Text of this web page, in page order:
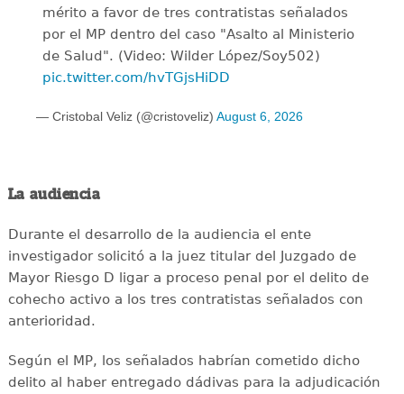
mérito a favor de tres contratistas señalados
por el MP dentro del caso "Asalto al Ministerio
de Salud". (Video: Wilder López/Soy502)
pic.twitter.com/hvTGjsHiDD
— Cristobal Veliz (@cristoveliz) August 6, 2026
La audiencia
Durante el desarrollo de la audiencia el ente
investigador solicitó a la juez titular del Juzgado de
Mayor Riesgo D ligar a proceso penal por el delito de
cohecho activo a los tres contratistas señalados con
anterioridad.
Según el MP, los señalados habrían cometido dicho
delito al haber entregado dádivas para la adjudicación